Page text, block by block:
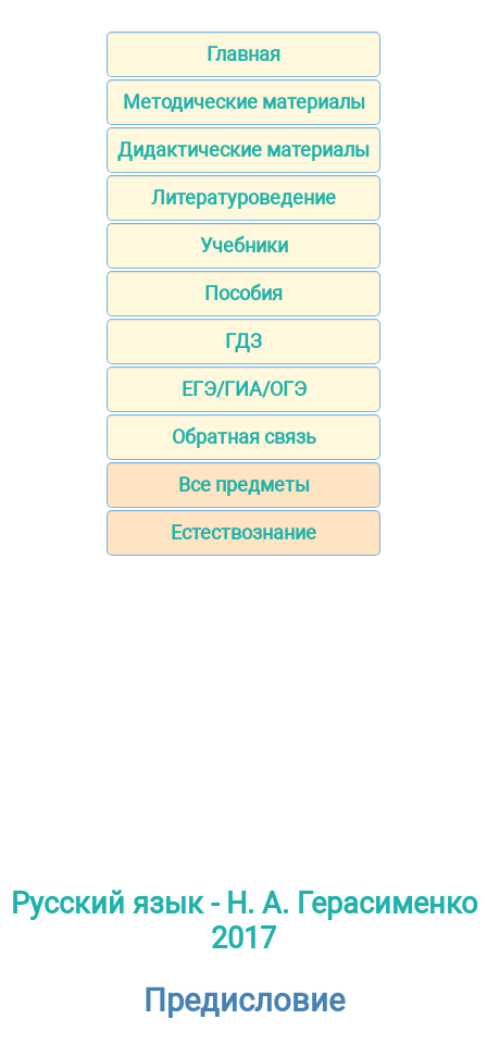
Главная
Методические материалы
Дидактические материалы
Литературоведение
Учебники
Пособия
ГДЗ
ЕГЭ/ГИА/ОГЭ
Обратная связь
Все предметы
Естествознание
Русский язык - Н. А. Герасименко
2017
Предисловие